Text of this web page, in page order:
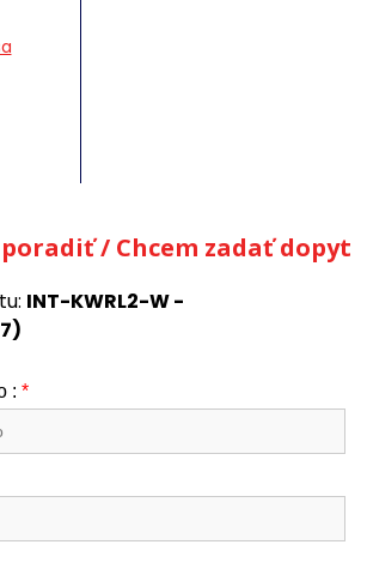
/ Chcem zadať dopyt
INT-KWRL2-W -